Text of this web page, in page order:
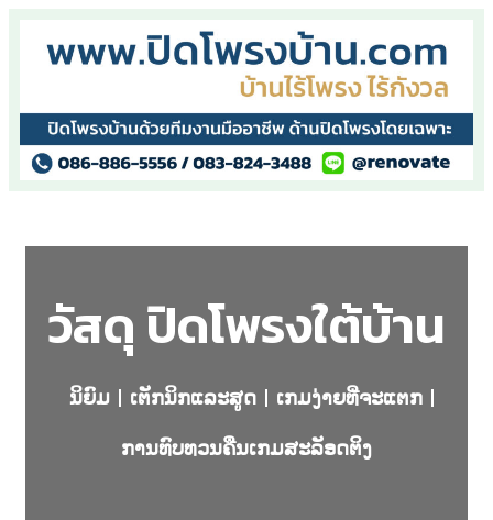
วัสดุ ปิดโพรงใต้บ้าน
ນິຍົມ ເຕັກນິກແລະສູດ
ເກມງ່າຍທີ່ຈະແຕກ
ການທົບທວນຄືນເກມສະລັອດຕິງ